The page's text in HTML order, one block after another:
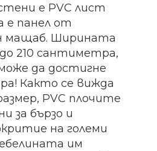
е PVC лист
е панел от
мащаб. Ширината
210 сантиметра,
да достигне
Както се вижда
PVC плочите
за бързо и
на големи
им